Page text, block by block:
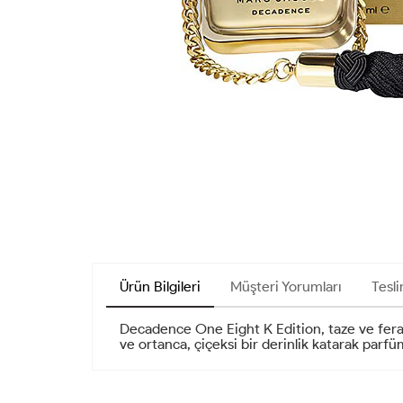
Ürün Bilgileri Müşteri Yorumları
Decadence One Eight K Edition, taze ve
ve ortanca, çiçeksi bir derinlik katarak